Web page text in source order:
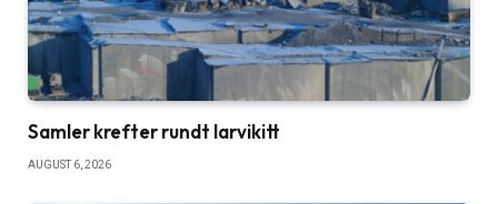
Samler krefter rundt larvikitt
AUGUST 6, 2026